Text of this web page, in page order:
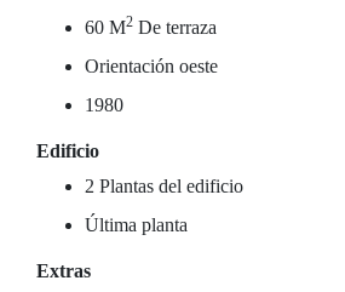
60 M2 De terraza
Orientación oeste
1980
Edificio
2 Plantas del edificio
Última planta
Extras